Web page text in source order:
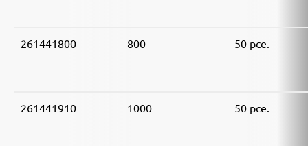
261441800 800 50 pce.
261441910 1000 50 pce.